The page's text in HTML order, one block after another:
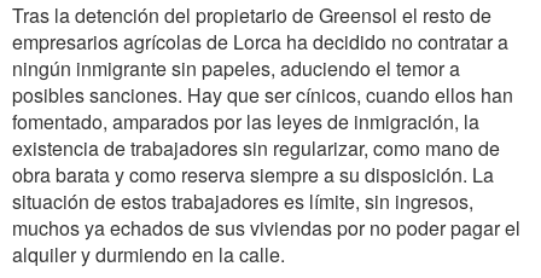
Tras la detención del propietario de Greensol el resto de
empresarios agrícolas de Lorca ha decidido no contratar a
ningún inmigrante sin papeles, aduciendo el temor a
posibles sanciones. Hay que ser cínicos, cuando ellos han
fomentado, amparados por las leyes de inmigración, la
existencia de trabajadores sin regularizar, como mano de
obra barata y como reserva siempre a su disposición. La
situación de estos trabajadores es límite, sin ingresos,
muchos ya echados de sus viviendas por no poder pagar el
alquiler y durmiendo en la calle.